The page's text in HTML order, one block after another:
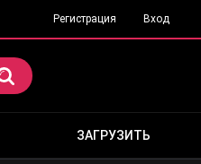
Регистрация Вход
ЗАГРУЗИТЬ